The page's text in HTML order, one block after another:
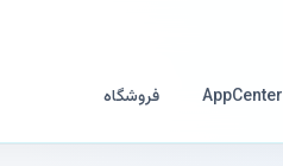
AppCenter فروشگاه